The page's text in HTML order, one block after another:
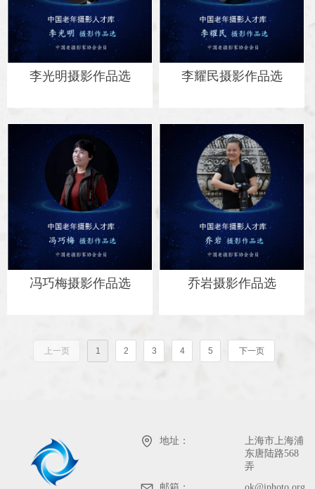
李光明摄影作品选 李耀民摄影作品选
冯巧梅摄影作品选 乔岩摄影作品选
上一页 1 2 3 4 5 下一页
地址：
上海市上海浦
东唐陆路568
弄